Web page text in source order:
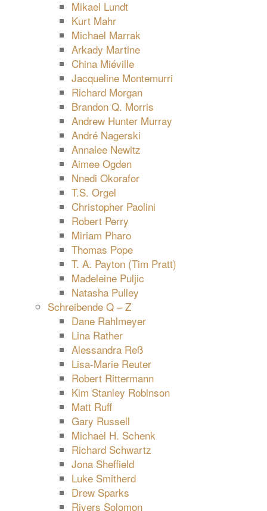
Mikael Lundt
Kurt Mahr
Michael Marrak
Arkady Martine
China Miéville
Jacqueline Montemurri
Richard Morgan
Brandon Q. Morris
Andrew Hunter Murray
André Nagerski
Annalee Newitz
Aimee Ogden
Nnedi Okorafor
T.S. Orgel
Christopher Paolini
Robert Perry
Miriam Pharo
Thomas Pope
T. A. Payton (Tim Pratt)
Madeleine Puljic
Natasha Pulley
Schreibende Q – Z
Dane Rahlmeyer
Lina Rather
Alessandra Reß
Lisa-Marie Reuter
Robert Rittermann
Kim Stanley Robinson
Matt Ruff
Gary Russell
Michael H. Schenk
Richard Schwartz
Jona Sheffield
Luke Smitherd
Drew Sparks
Rivers Solomon